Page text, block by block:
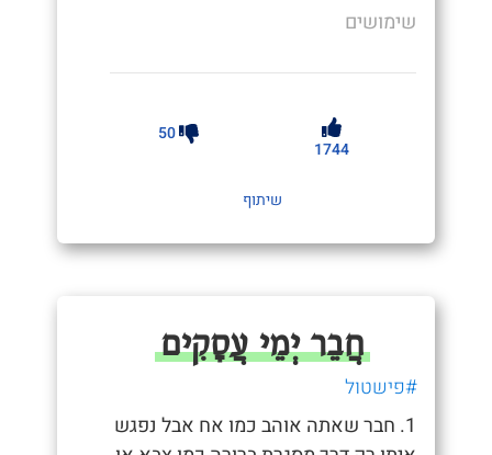
שימושים
1744
50
שיתוף
חֲבֵר יְמֵי עֲסָקִים
#פישטול
1. חבר שאתה אוהב כמו אח אבל נפגש